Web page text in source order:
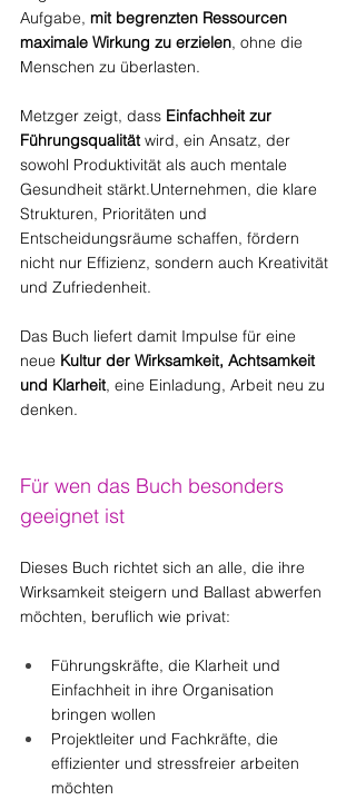
Aufgabe, mit begrenzten Ressourcen
maximale Wirkung zu erzielen, ohne die
Menschen zu überlasten.
Metzger zeigt, dass Einfachheit zur
Führungsqualität wird, ein Ansatz, der
sowohl Produktivität als auch mentale
Gesundheit stärkt.Unternehmen, die klare
Strukturen, Prioritäten und
Entscheidungsräume schaffen, fördern
nicht nur Effizienz, sondern auch Kreativität
und Zufriedenheit.
Das Buch liefert damit Impulse für eine
neue Kultur der Wirksamkeit, Achtsamkeit
und Klarheit, eine Einladung, Arbeit neu zu
denken.
Für wen das Buch besonders
geeignet ist
Dieses Buch richtet sich an alle, die ihre
Wirksamkeit steigern und Ballast abwerfen
möchten, beruflich wie privat:
Führungskräfte, die Klarheit und
Einfachheit in ihre Organisation
bringen wollen
Projektleiter und Fachkräfte, die
effizienter und stressfreier arbeiten
möchten